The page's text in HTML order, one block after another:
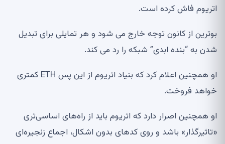
اتریوم فاش کرده است.
بوترین از کانون توجه خارج می شود و هر تمایلی برای تبدیل
شدن به “بنده ابدی” شبکه را رد می کند.
او همچنین اعلام کرد که بنیاد اتریوم از این پس ETH کمتری
خواهد فروخت.
او همچنین اصرار دارد که اتریوم باید از راه‌های اساسی‌تری
«تاثیرگذار» باشد و روی کدهای بدون اشکال، اجماع زنجیره‌ای